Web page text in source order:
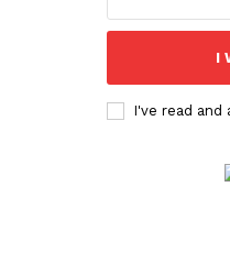
I
I've read and